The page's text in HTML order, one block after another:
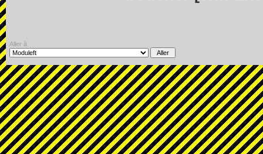
Aller à